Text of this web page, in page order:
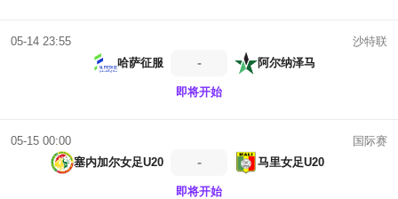
05-14 23:55
沙特联
哈萨征服
- 阿尔纳泽马
即将开始
05-15 00:00
国际赛
塞内加尔女足U20
- 马里女足U20
即将开始